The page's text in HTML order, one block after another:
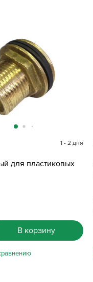
для пластиковых
1 - 2 дня
В корзину